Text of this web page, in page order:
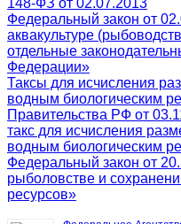
148-ФЗ от 02.07.2013
Федеральный закон от
аквакультуре
отдельные
Федерации»
Таксы для исчисления
водным биологическим
Правительства РФ от
такс для исчисления
водным биологическим
Федеральный закон от
рыболовстве и
ресурсов»